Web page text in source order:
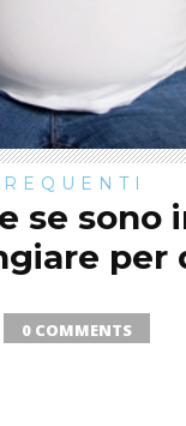
se sono
per
0 COMMENTS